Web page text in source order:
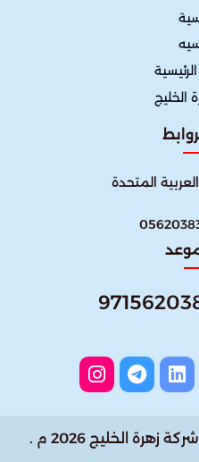
الخليج
المتحدة
شركة زهرة الخليج 2026 م .